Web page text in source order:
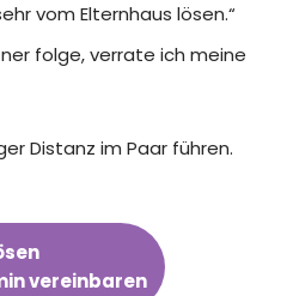
vom Elternhaus lösen.“
folge, verrate ich meine
Distanz im Paar führen.
vereinbaren